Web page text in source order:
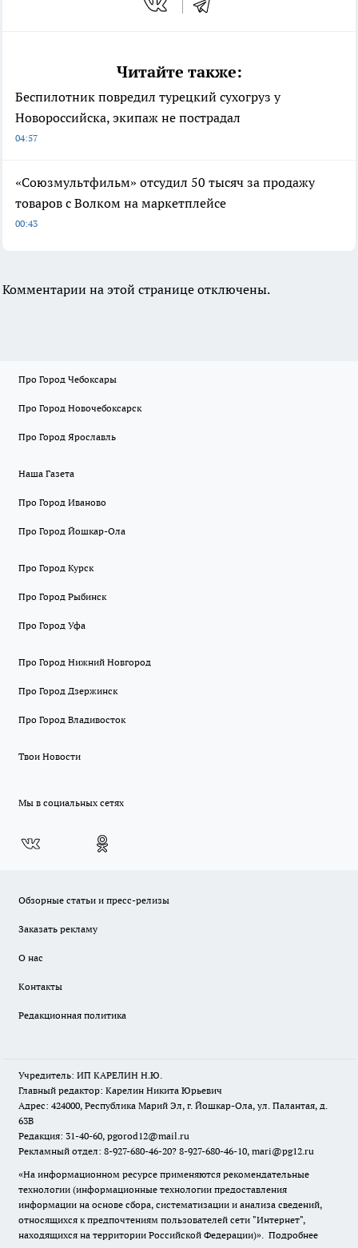
Читайте также:
Беспилотник повредил турецкий сухогруз у
Новороссийска, экипаж не пострадал
04:57
«Союзмультфильм» отсудил 50 тысяч за продажу
товаров с Волком на маркетплейсе
00:43
Комментарии на этой странице отключены.
Про Город Чебоксары
Про Город Новочебоксарск
Про Город Ярославль
Наша Газета
Про Город Иваново
Про Город Йошкар-Ола
Про Город Курск
Про Город Рыбинск
Про Город Уфа
Про Город Нижний Новгород
Про Город Дзержинск
Про Город Владивосток
Твои Новости
Мы в социальных сетях
Обзорные статьи и пресс-релизы
Заказать рекламу
О нас
Контакты
Редакционная политика
Учредитель: ИП КАРЕЛИН Н.Ю.
Главный редактор: Карелин Никита Юрьевич
Адрес: 424000, Республика Марий Эл, г. Йошкар-Ола, ул. Палантая, д.
63В
Редакция: 31-40-60, pgorod12@mail.ru
Рекламный отдел: 8-927-680-46-20? 8-927-680-46-10, mari@pg12.ru
«На информационном ресурсе применяются рекомендательные
технологии (информационные технологии предоставления
информации на основе сбора, систематизации и анализа сведений,
относящихся к предпочтениям пользователей сети "Интернет",
находящихся на территории Российской Федерации)». Подробнее